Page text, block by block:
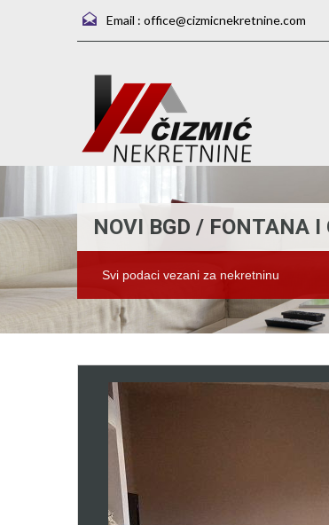
Email : office@cizmicnekretnine.com
NOVI BGD / FONTANA
Svi podaci vezani za nekretninu